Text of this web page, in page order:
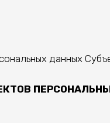
данных